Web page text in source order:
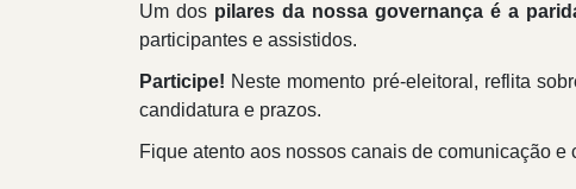
Um dos pilares da nossa governança é a
participantes e assistidos.
Participe! Neste momento pré-eleitoral, reflita
candidatura e prazos.
Fique atento aos nossos canais de comunicação